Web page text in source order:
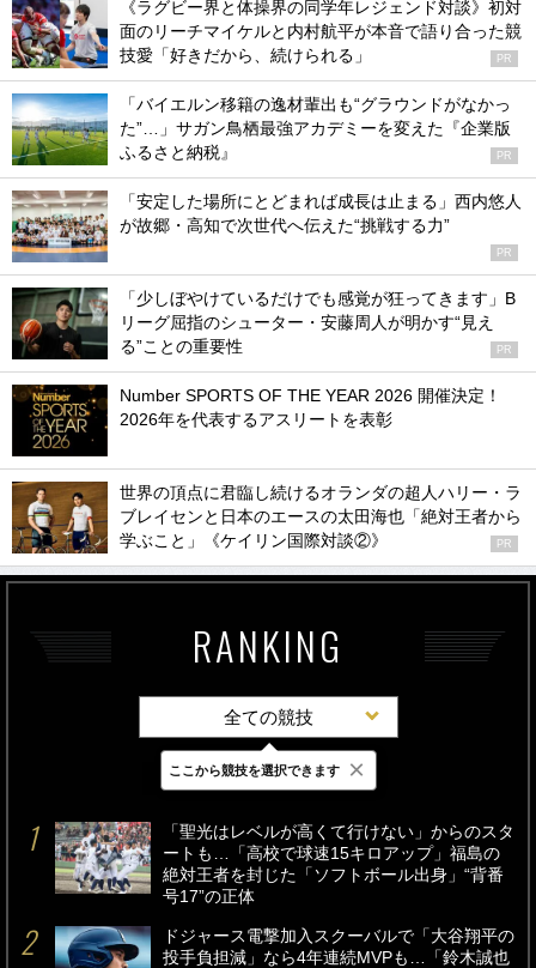
《ラグビー界と体操界の同学年レジェンド対談》初対
面のリーチマイケルと内村航平が本音で語り合った競
技愛「好きだから、続けられる」
PR
「バイエルン移籍の逸材輩出も“グラウンドがなかっ
た”…」サガン鳥栖最強アカデミーを変えた『企業版
ふるさと納税』
PR
「安定した場所にとどまれば成長は止まる」西内悠人
が故郷・高知で次世代へ伝えた“挑戦する力”
PR
「少しぼやけているだけでも感覚が狂ってきます」B
リーグ屈指のシューター・安藤周人が明かす“見え
る”ことの重要性
PR
Number SPORTS OF THE YEAR 2026 開催決定！
2026年を代表するアスリートを表彰
世界の頂点に君臨し続けるオランダの超人ハリー・ラ
ブレイセンと日本のエースの太田海也「絶対王者から
学ぶこと」《ケイリン国際対談②》
PR
RANKING
全ての競技
最新 24時間 週間
「聖光はレベルが高くて行けない」からのスタ
ートも…「高校で球速15キロアップ」福島の
絶対王者を封じた「ソフトボール出身」“背番
号17”の正体
ドジャース電撃加入スクーバルで「大谷翔平の
投手負担減」なら4年連続MVPも…「鈴木誠也
ここから競技を選択できます ×